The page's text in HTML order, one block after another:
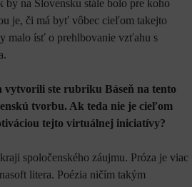
by na Slovensku stále bolo pre koho
je, či má byť vôbec cieľom takejto
malo ísť o prehlbovanie vzťahu s
vytvorili ste rubriku Báseň na tento
tvorbu. Ak teda nie je cieľom
tejto virtuálnej iniciatívy?
spoločenského záujmu. Próza je viac
litera. Poézia ničím takým